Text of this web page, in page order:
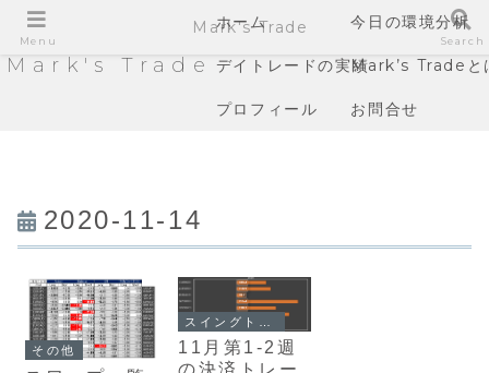
Mark's Trade
ホーム 今日の環境分析
デイトレードの実績Mark’s Tradeと
プロフィール お問合せ
2020-11-14
その他
11月第1-2週
Menu
Mark's Trade
Search